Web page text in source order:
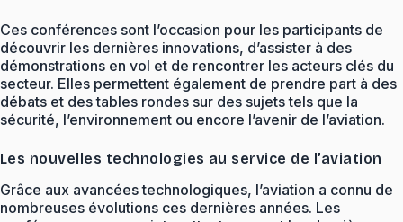
Ces conférences sont l’occasion pour les participants de
découvrir les dernières innovations, d’assister à des
démonstrations en vol et de rencontrer les acteurs clés du
secteur. Elles permettent également de prendre part à des
débats et des tables rondes sur des sujets tels que la
sécurité, l’environnement ou encore l’avenir de l’aviation.
Les nouvelles technologies au service de l’aviation
Grâce aux avancées technologiques, l’aviation a connu de
nombreuses évolutions ces dernières années. Les